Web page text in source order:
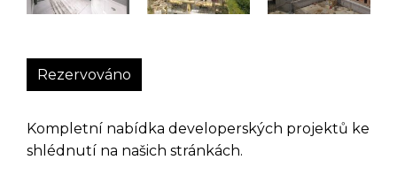
Rezervováno
Kompletní nabídka developerských projektů ke
shlédnutí na našich stránkách.